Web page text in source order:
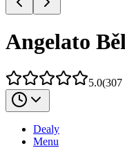
Angelato
5.0(307
Dealy
Menu